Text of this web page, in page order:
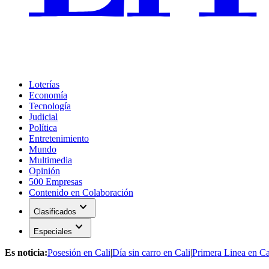
Loterías
Economía
Tecnología
Judicial
Política
Entretenimiento
Mundo
Multimedia
Opinión
500 Empresas
Contenido en Colaboración
Clasificados expand_more
Especiales expand_more
Es noticia:Posesión en Cali|Día sin carro en Cali|Primera Linea en